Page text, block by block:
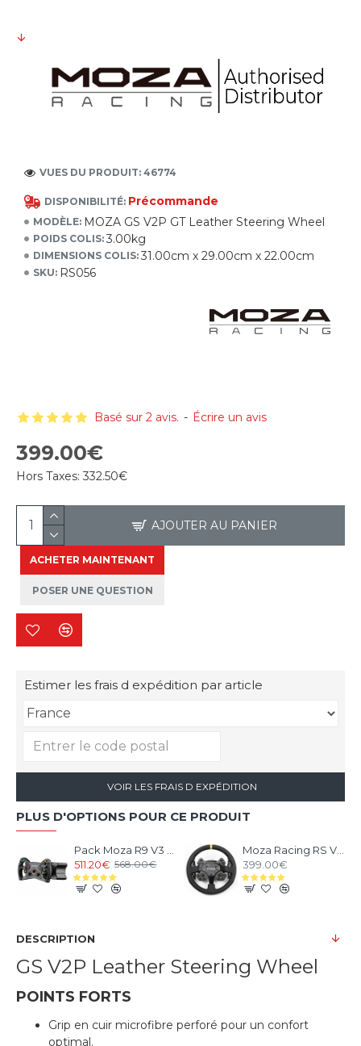
DISPONIBILITÉ: Précommande
MODÈLE: MOZA GS V2P GT Leather Steering Wheel
POIDS COLIS: 3.00kg
DIMENSIONS COLIS: 31.00cm x 29.00cm x 22.00cm
SKU: RS056
VUES DU PRODUIT: 46774
Basé sur 2 avis. - Écrire un avis
399.00€
Hors Taxes: 332.50€
AJOUTER AU PANIER
ACHETER MAINTENANT
POSER UNE QUESTION
Estimer les frais d expédition par article
VOIR LES FRAIS D EXPÉDITION
PLUS D'OPTIONS POUR CE PRODUIT
511.20€ 568.00€
399.00€
DESCRIPTION
GS V2P Leather Steering Wheel
POINTS FORTS
Grip en cuir microfibre perforé pour un confort
optimal.